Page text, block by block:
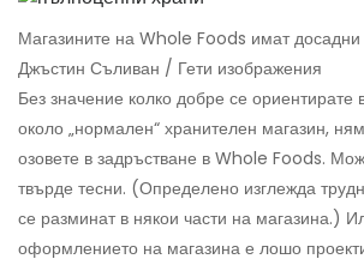
Магазините на Whole Foods имат
Джъстин Съливан / Гети изображения
Без значение колко добре се ориентирате
около „нормален“ хранителен магазин,
озовете в задръстване в Whole Foods.
твърде тесни. (Определено изглежда
се разминат в някои части на магазина.)
оформлението на магазина е лошо